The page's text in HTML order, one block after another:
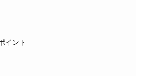
イント